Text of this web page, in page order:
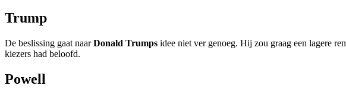
Trump
De beslissing gaat naarDonald Trumps idee niet ver genoeg. Hij zou graag een lagere
kiezers had beloofd.
Powell